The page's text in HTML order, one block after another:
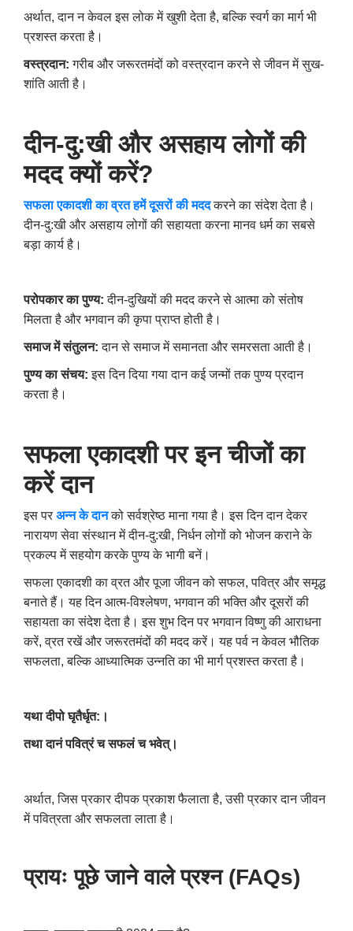
अर्थात,दान न केवल इस लोक में खुशी देता है,बल्कि स्वर्ग का मार्ग भी
प्रशस्त करता है।
वस्त्रदान: गरीब और जरूरतमंदों को वस्त्रदान करने से जीवन में सुख-
शांति आती है।
दीन-दु:खी और असहाय लोगों की
मदद क्यों करें?
सफला एकादशी का व्रत हमें दूसरों की मददकरने का संदेश देता है।
दीन-दु:खी और असहाय लोगों की सहायता करना मानव धर्म का सबसे
बड़ा कार्य है।
परोपकार का पुण्य: दीन-दुखियों की मदद करने से आत्मा को संतोष
मिलता है और भगवान की कृपा प्राप्त होती है।
समाज में संतुलन: दान से समाज में समानता और समरसता आती है।
पुण्य का संचय: इस दिन दिया गया दान कई जन्मों तक पुण्य प्रदान
करता है।
सफला एकादशी पर इन चीजों का
करें दान
इस पर अन्न के दानको सर्वश्रेष्ठ माना गया है। इस दिन दान देकर
नारायण सेवा संस्थान में दीन-दु:खी,निर्धन लोगों को भोजन कराने के
प्रकल्प में सहयोग करके पुण्य के भागी बनें।
सफला एकादशी का व्रत और पूजा जीवन को सफल,पवित्र और समृद्ध
बनाते हैं। यह दिन आत्म-विश्लेषण, भगवान की भक्ति और दूसरों की
सहायता का संदेश देता है। इस शुभ दिन पर भगवान विष्णु की आराधना
करें,व्रत रखें और जरूरतमंदों की मदद करें। यह पर्व न केवल भौतिक
सफलता,बल्कि आध्यात्मिक उन्नति का भी मार्ग प्रशस्त करता है।
यथा दीपो घृतैर्धृत:।
तथा दानं पवित्रं च सफलं च भवेत्।
अर्थात,जिस प्रकार दीपक प्रकाश फैलाता है,उसी प्रकार दान जीवन
में पवित्रता और सफलता लाता है।
प्रायः पूछे जाने वाले प्रश्न (FAQs)